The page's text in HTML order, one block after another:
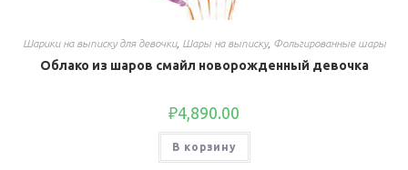
Шарики на выписку для девочки, Шары на выписку, Фольгированные шары
Облако из шаров смайл новорожденный девочка
₽4,890.00
В корзину